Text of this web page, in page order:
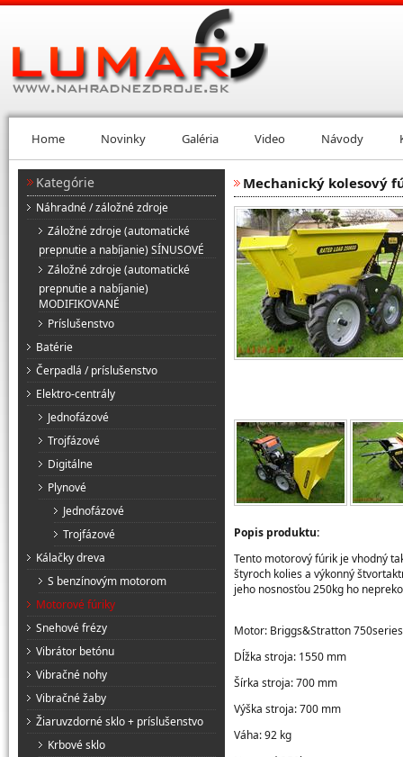
Home Novinky Galéria Video Návody
Kategórie
Náhradné / záložné zdroje
Záložné zdroje (automatické
prepnutie a nabíjanie) SÍNUSOVÉ
Záložné zdroje (automatické
prepnutie a nabíjanie)
MODIFIKOVANÉ
Príslušenstvo
Batérie
Čerpadlá / príslušenstvo
Elektro-centrály
Jednofázové
Trojfázové
Digitálne
Plynové
Jednofázové
Trojfázové
Kálačky dreva
S benzínovým motorom
Motorové fúriky
Snehové frézy
Vibrátor betónu
Vibračné nohy
Vibračné žaby
Žiaruvzdorné sklo + príslušenstvo
Krbové sklo
Mechanický kolesový
Popis produktu:
Tento motorový fúrik je vhodný
štyroch kolies a výkonný
jeho nosnosťou 250kg ho
Motor: Briggs&Stratton
Dĺžka stroja: 1550 mm
Šírka stroja: 700 mm
Výška stroja: 700 mm
Váha: 92 kg